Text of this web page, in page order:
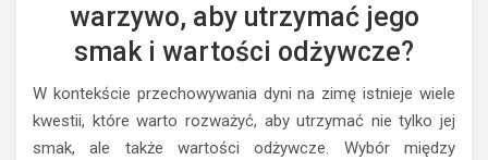
warzywo, aby utrzymać jego
smak i wartości odżywcze?
W kontekście przechowywania dyni na zimę istnieje wiele
kwestii, które warto rozważyć, aby utrzymać nie tylko jej
smak, ale także wartości odżywcze. Wybór między